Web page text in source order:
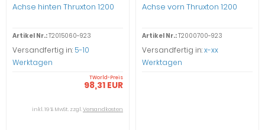
Achse hinten Thruxton 1200
Artikel Nr.:T2015060-923
Versandfertig in: 5-10
Werktagen
TWorld-Preis
98,31 EUR
inkl. 19 % MwSt. zzgl.Versandkosten
Achse vorn Thruxton 1200
Artikel Nr.:T2000700-923
Versandfertig in:x-xx
Werktagen